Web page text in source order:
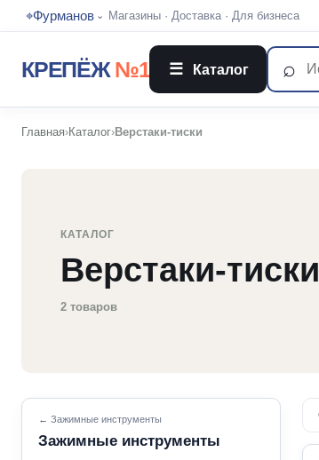
⌖Фурманов ⌄ Магазины · Доставка· Для бизнеса
КРЕПЁЖ №1 ☰ Каталог ⌕
Главная›Каталог›Верстаки-тиски
КАТАЛОГ
Верстаки-тиски
2 товаров
← Зажимные инструменты
Зажимные инструменты